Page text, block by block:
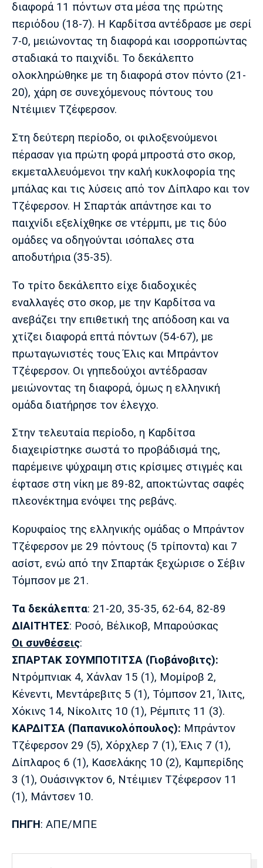
Μάντσεστερ
Γιουνάιτεντ
Τσέλσι Άρσεναλ
Λίβερπουλ
Μάντσεστερ
Σίτι
Γιουβέντους
Μίλαν Μπάγερν
Μπορούσια
Ντόρτμουντ
Παρί Σεν
Ζερμέν
Μονακό
Ερυθρός
Τότεναμ
Πόρτο Μπενφίκα
διαφορά 11 πόντων στα μέσα της πρώτης
περιόδου (18-7). Η Καρδίτσα αντέδρασε με σερί
7-0, μειώνοντας τη διαφορά και ισορροπώντας
σταδιακά το παιχνίδι. Το δεκάλεπτο
ολοκληρώθηκε με τη διαφορά στον πόντο (21-
20), χάρη σε συνεχόμενους πόντους του
Ντέιμιεν Τζέφερσον.
Στη δεύτερη περίοδο, οι φιλοξενούμενοι
πέρασαν για πρώτη φορά μπροστά στο σκορ,
εκμεταλλευόμενοι την καλή κυκλοφορία της
μπάλας και τις λύσεις από τον Δίπλαρο και τον
Τζέφερσον. Η Σπαρτάκ απάντησε και το
παιχνίδι εξελίχθηκε σε ντέρμπι, με τις δύο
ομάδες να οδηγούνται ισόπαλες στα
αποδυτήρια (35-35).
Το τρίτο δεκάλεπτο είχε διαδοχικές
εναλλαγές στο σκορ, με την Καρδίτσα να
ανεβάζει την επιθετική της απόδοση και να
χτίζει διαφορά επτά πόντων (54-67), με
πρωταγωνιστές τους Έλις και Μπράντον
Τζέφερσον. Οι γηπεδούχοι αντέδρασαν
μειώνοντας τη διαφορά, όμως η ελληνική
ομάδα διατήρησε τον έλεγχο.
Στην τελευταία περίοδο, η Καρδίτσα
διαχειρίστηκε σωστά το προβάδισμά της,
παρέμεινε ψύχραιμη στις κρίσιμες στιγμές και
έφτασε στη νίκη με 89-82, αποκτώντας σαφές
πλεονέκτημα ενόψει της ρεβάνς.
Κορυφαίος της ελληνικής ομάδας ο Μπράντον
Τζέφερσον με 29 πόντους (5 τρίποντα) και 7
ασίστ, ενώ από την Σπαρτάκ ξεχώρισε ο Σέβιν
Τόμπσον με 21.
Τα δεκάλεπτα: 21-20, 35-35, 62-64, 82-89
ΔΙΑΙΤΗΤΕΣ: Ροσό, Βέλικοβ, Μπαρούσκας
Οι συνθέσεις:
ΣΠΑΡΤΑΚ ΣΟΥΜΠΟΤΙΤΣΑ (Γιοβάνοβιτς):
Ντρόμπνιακ 4, Χάνλαν 15 (1), Μομίροβ 2,
Κένεντι, Μεντάρεβιτς 5 (1), Τόμπσον 21, Ίλιτς,
Χόκινς 14, Νίκολιτς 10 (1), Ρέμπιτς 11 (3).
ΚΑΡΔΙΤΣΑ (Παπανικολόπουλος): Μπράντον
Τζέφερσον 29 (5), Χόρχλερ 7 (1), Έλις 7 (1),
Δίπλαρος 6 (1), Κασελάκης 10 (2), Καμπερίδης
3 (1), Ουάσινγκτον 6, Ντέιμιεν Τζέφερσον 11
(1), Μάντσεν 10.
ΠΗΓΗ: ΑΠΕ/ΜΠΕ